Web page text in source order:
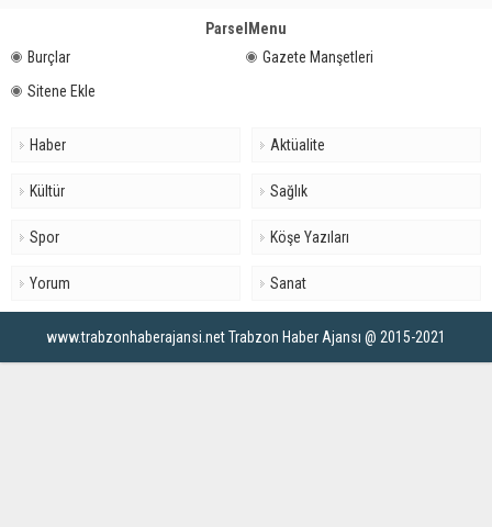
ParselMenu
Burçlar
Gazete Manşetleri
Sitene Ekle
Haber Aktüalite
Kültür Sağlık
Spor Köşe Yazıları
Yorum Sanat
www.trabzonhaberajansi.net Trabzon Haber Ajansı @ 2015-2021